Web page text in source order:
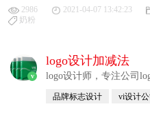
2986 2021-04-07 13:42:23
奶粉
v
logo设计加减法
logo设计师，专注公司
品牌标志设计 vi设计公